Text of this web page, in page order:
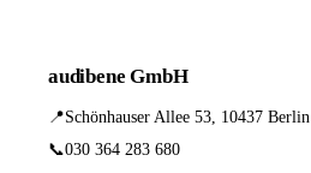
audibene GmbH
📍Schönhauser Allee 53, 10437 Berlin
📞030 364 283 680